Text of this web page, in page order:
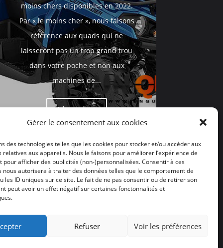
Gérer le consentement aux cookies
des technologies telles que les cookies pour stocker et/ou accéder aux
aux appareils. Nous le faisons pour améliorer l’expérience de
pour afficher des publicités (non-)personnalisées. Consentir à ces
nous autorisera à traiter des données telles que le comportement de
les ID uniques sur ce site. Le fait de ne pas consentir ou de retirer son
peut avoir un effet négatif sur certaines fonctonnalités et
Refuser Voir les préférences
moins chers disponibles en 2022.
Par « le moins cher », nous faisons
référence aux quads qui ne
laisseront pas un trop grand trou
dans votre poche et non aux
machines de...
Lire plus
|Plan du site